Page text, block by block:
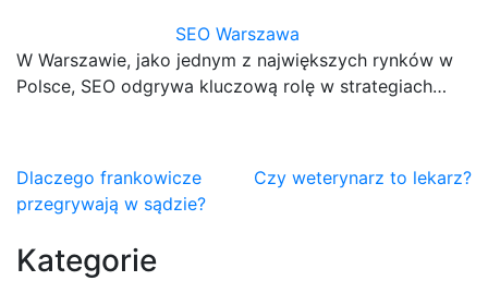
SEO Warszawa
W Warszawie, jako jednym z największych rynków w
Polsce, SEO odgrywa kluczową rolę w strategiach…
Nawigacja
wpisu
Dlaczego frankowicze
przegrywają w sądzie?
Czy weterynarz to lekarz?
Kategorie